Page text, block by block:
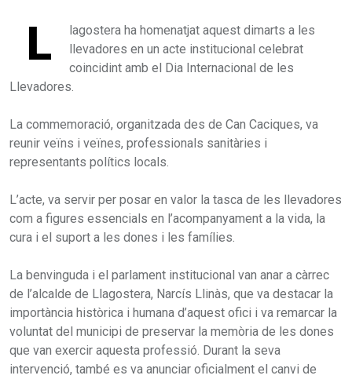
L
lagostera ha homenatjat aquest dimarts a les
llevadores en un acte institucional celebrat
coincidint amb el Dia Internacional de les
Llevadores.
La commemoració, organitzada des de Can Caciques, va
reunir veïns i veïnes, professionals sanitàries i
representants polítics locals.
L’acte, va servir per posar en valor la tasca de les llevadores
com a figures essencials en l’acompanyament a la vida, la
cura i el suport a les dones i les famílies.
La benvinguda i el parlament institucional van anar a càrrec
de l’alcalde de Llagostera, Narcís Llinàs, que va destacar la
importància històrica i humana d’aquest ofici i va remarcar la
voluntat del municipi de preservar la memòria de les dones
que van exercir aquesta professió. Durant la seva
intervenció, també es va anunciar oficialment el canvi de